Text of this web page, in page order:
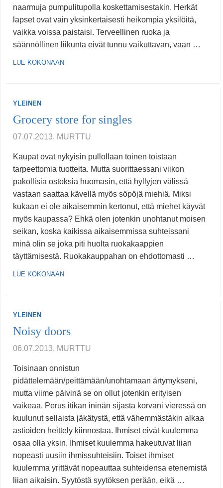
naarmuja pumpulitupolla koskettamisestakin. Herkät
lapset ovat vain yksinkertaisesti heikompia yksilöitä,
vaikka voissa paistaisi. Terveellinen ruoka ja
säännöllinen liikunta eivät tunnu vaikuttavan, vaan …
LUE KOKONAAN
YLEINEN
Grocery store for singles
07.07.2013, MURTTU
Kaupat ovat nykyisin pullollaan toinen toistaan
tarpeettomia tuotteita. Mutta suorittaessani viikon
pakollisia ostoksia huomasin, että hyllyjen välissä
vastaan saattaa kävellä myös söpöjä miehiä. Miksi
kukaan ei ole aikaisemmin kertonut, että miehet käyvät
myös kaupassa? Ehkä olen jotenkin unohtanut moisen
seikan, koska kaikissa aikaisemmissa suhteissani
minä olin se joka piti huolta ruokakaappien
täyttämisestä. Ruokakauppahan on ehdottomasti …
LUE KOKONAAN
YLEINEN
Noisy doors
06.07.2013, MURTTU
Toisinaan onnistun
pidättelemään/peittämään/unohtamaan ärtymykseni,
mutta viime päivinä se on ollut jotenkin erityisen
vaikeaa. Perus itikan ininän sijasta korvani vieressä on
kuulunut sellaista jäkätystä, että vähemmästäkin alkaa
astioiden heittely kiinnostaa. Ihmiset eivät kuulemma
osaa olla yksin. Ihmiset kuulemma hakeutuvat liian
nopeasti uusiin ihmissuhteisiin. Toiset ihmiset
kuulemma yrittävät nopeauttaa suhteidensa etenemistä
liian aikaisin. Syytöstä syytöksen perään, eikä …